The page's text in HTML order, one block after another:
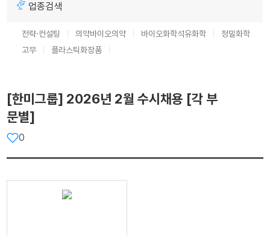
업종검색
전략·컨설팅 의약바이오의약 바이오화학석유화학
정밀화학
고무
플라스틱화장품
[한미그룹] 2026년 2월 수시채용 [각 부
문별]
0